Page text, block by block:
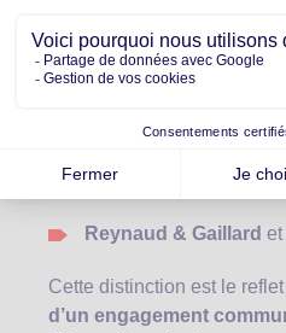
Ce succès n’aurait pas été
collaboration précieuse de
Group8 sàrl
– Architecte
Construction Perret –
Reynaud & Gaillard et
Cette distinction est le reflet
d’un engagement